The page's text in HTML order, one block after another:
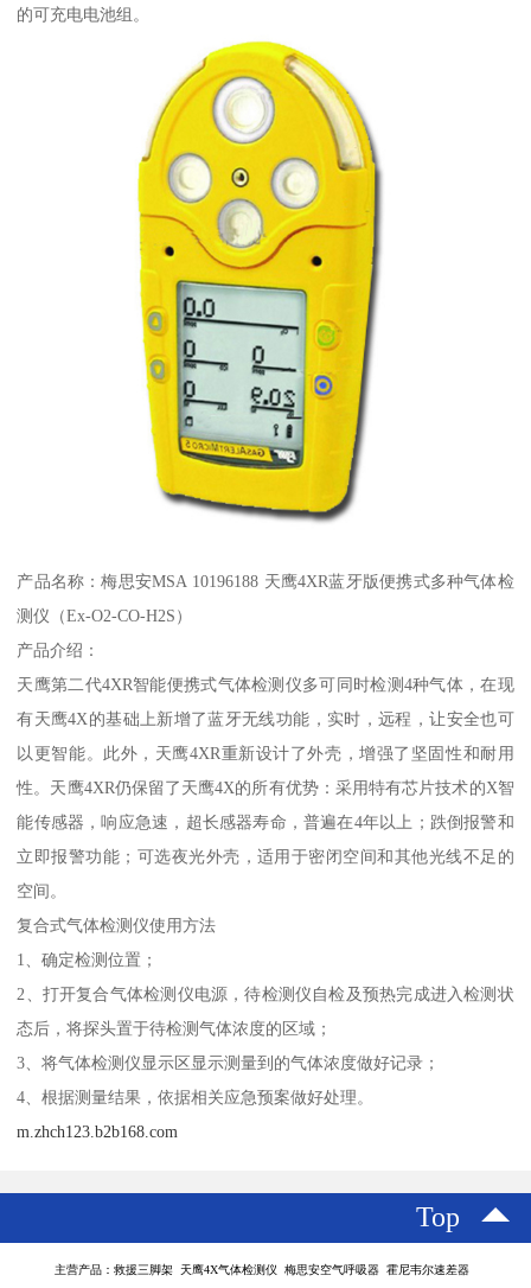
的可充电电池组。
产品名称：梅思安MSA 10196188 天鹰4XR蓝牙版便携式多种气体检
测仪（Ex-O2-CO-H2S）
产品介绍：
天鹰第二代4XR智能便携式气体检测仪多可同时检测4种气体，在现
有天鹰4X的基础上新增了蓝牙无线功能，实时，远程，让安全也可
以更智能。此外，天鹰4XR重新设计了外壳，增强了坚固性和耐用
性。天鹰4XR仍保留了天鹰4X的所有优势：采用特有芯片技术的X智
能传感器，响应急速，超长感器寿命，普遍在4年以上；跌倒报警和
立即报警功能；可选夜光外壳，适用于密闭空间和其他光线不足的
空间。
复合式气体检测仪使用方法
1、确定检测位置；
2、打开复合气体检测仪电源，待检测仪自检及预热完成进入检测状
态后，将探头置于待检测气体浓度的区域；
3、将气体检测仪显示区显示测量到的气体浓度做好记录；
4、根据测量结果，依据相关应急预案做好处理。
m.zhch123.b2b168.com
Top
主营产品：救援三脚架 天鹰4X气体检测仪 梅思安空气呼吸器 霍尼韦尔速差器